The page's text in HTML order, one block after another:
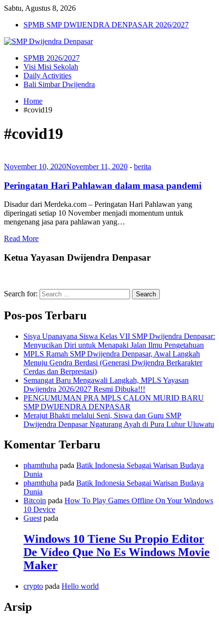
Sabtu, Agustus 8, 2026
SPMB SMP DWIJENDRA DENPASAR 2026/2027
SPMB 2026/2027
Visi Misi Sekolah
Daily Activities
Bali Simbar Dwijendra
Home
#covid19
#covid19
November 10, 2020November 11, 2020 - berita
Peringatan Hari Pahlawan dalam masa pandemi
Disadur dari Merdeka.com – Peringatan Hari Pahlawan yang
diperingati setiap 10 November menjadi momentum untuk
mengenang jasa para pahlawan yang…
Read More
Ketua Yayasan Dwijendra Denpasar
Search for: Search
Pos-pos Terbaru
Sisya Upanayana Siswa Kelas VII SMP Dwijendra Denpasar:
Menyucikan Diri untuk Menapaki Jalan Ilmu Pengetahuan
MPLS Ramah SMP Dwijendra Denpasar, Awal Langkah
Menuju Gendra Berdasi (Generasi Dwijendra Berkarakter
Cerdas dan Berprestasi)
Semangat Baru Mengawali Langkah, MPLS Yayasan
Dwijendra 2026/2027 Resmi Dibuka!!!
PENGUMUMAN PRA MPLS CALON MURID BARU
SMP DWIJENDRA DENPASAR
Merajut Bhakti melalui Seni, Siswa dan Guru SMP
Dwijendra Denpasar Ngaturang Ayah di Pura Luhur Uluwatu
Komentar Terbaru
phamthuha pada Batik Indonesia Sebagai Warisan Budaya
Dunia
phamthuha pada Batik Indonesia Sebagai Warisan Budaya
Dunia
Bitcoin pada How To Play Games Offline On Your Windows
10 Device
Guest pada
Windows 10 Tiene Su Propio Editor
De Vídeo Que No Es Windows Movie
Maker
crypto pada Hello world
Arsip